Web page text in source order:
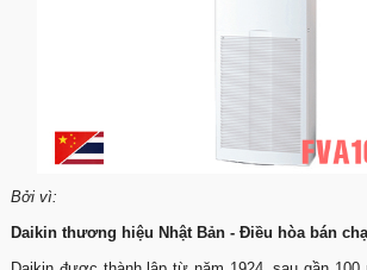
Bởi vì:
Daikin thương hiệu Nhật Bản - Điều hòa bán